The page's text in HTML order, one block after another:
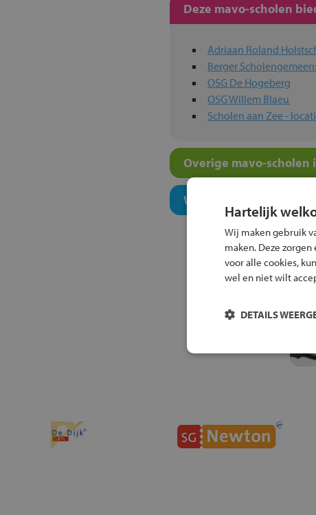
Deze mavo-scholen
Adriaan Roland
Berger
OSG De Hogeberg
OSG Willem Blaeu
Scholen aan Zee -
Overige mavo-scholen
Welk onderwijsconcept
Hartelijk
Wij maken gebruik
maken. Deze
voor alle cookies,
wel en niet wilt
DETAILS